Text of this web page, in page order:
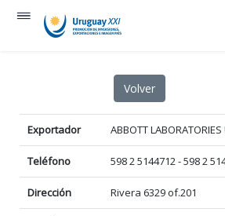
Exportador ABBOTT
Teléfono 598 2 5144712 - 598 2
Dirección Rivera 6329 of.201